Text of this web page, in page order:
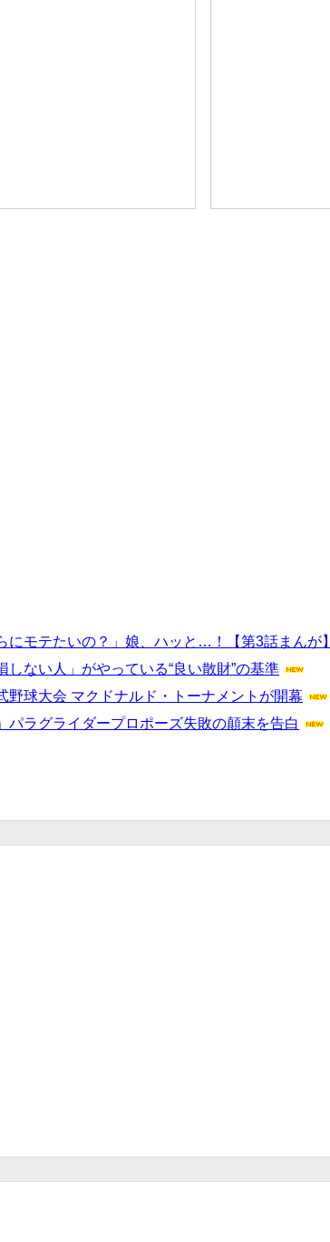
にモテたいの？」娘、ハッと…！【第3話まんが】
ない人」がやっている“良い散財”の基準
球大会 マクドナルド・トーナメントが開幕
ラグライダープロポーズ失敗の顛末を告白